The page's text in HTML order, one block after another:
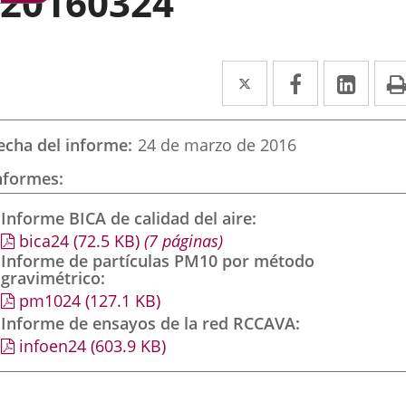
Twitter
Enlace
a
una
externa.
Facebook
Enlace
a
externa.
a
del informe 24 de marzo de 2016
Informe BICA de calidad del aire
bica24 (72.5 KB) (7 páginas)
Informe de partículas PM10 por método
gravimétrico
pm1024 (127.1 KB)
Informe de ensayos de la red RCCAVA
infoen24 (603.9 KB)